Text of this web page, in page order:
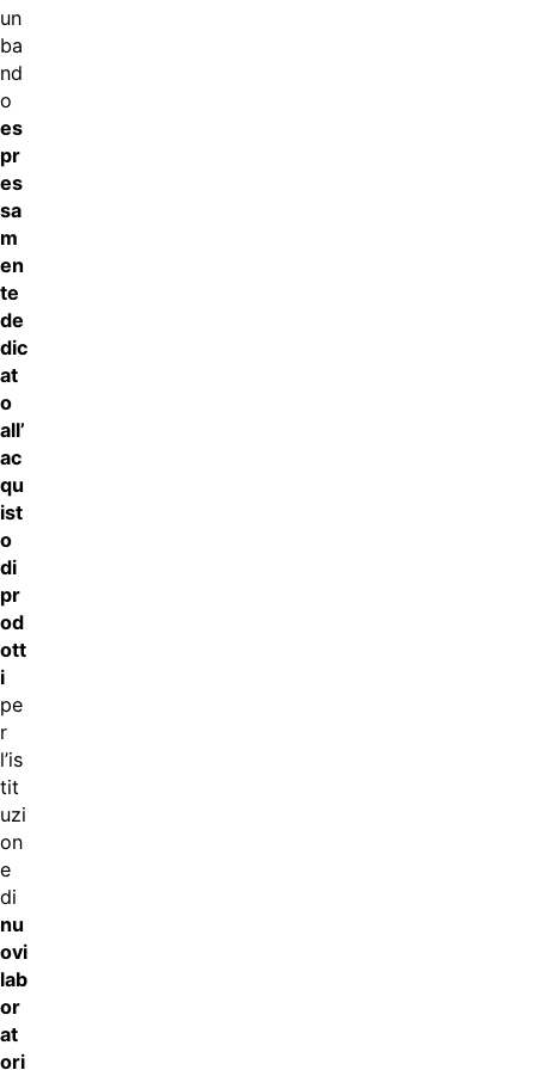
un
ba
nd
o
es
pr
es
sa
m
en
te
de
dic
at
o
all’
ac
qu
ist
o
di
pr
od
ott
i
pe
r
l’is
tit
uzi
on
e
di
nu
ovi
lab
or
at
ori